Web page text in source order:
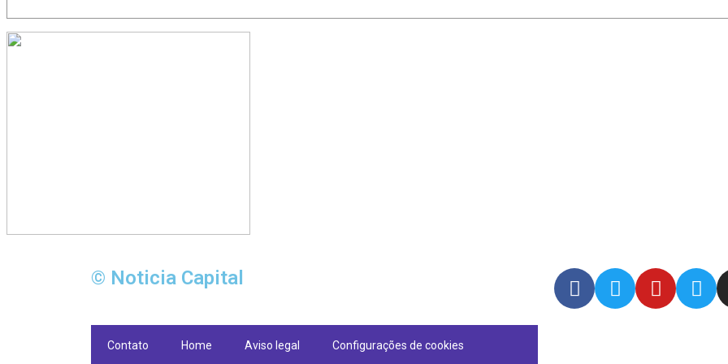
© Noticia Capital
Contato Home Aviso legal Configurações de cookies